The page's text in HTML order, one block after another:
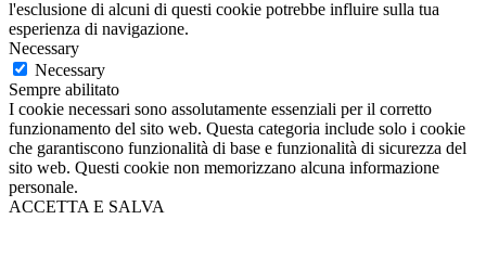
l'esclusione di alcuni di questi cookie potrebbe influire sulla tua
esperienza di navigazione.
Necessary
Necessary
Sempre abilitato
I cookie necessari sono assolutamente essenziali per il corretto
funzionamento del sito web. Questa categoria include solo i cookie
che garantiscono funzionalità di base e funzionalità di sicurezza del
sito web. Questi cookie non memorizzano alcuna informazione
personale.
ACCETTA E SALVA